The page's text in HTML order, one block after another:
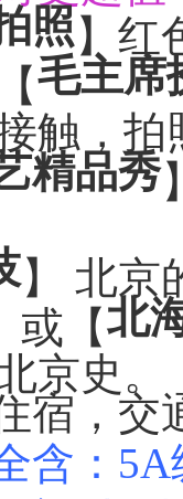
照 】红
毛主席
触，拍
精品秀
】 北京
或【北
京史。
宿，交
含：